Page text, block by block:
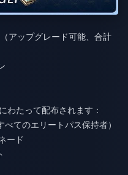
アップグレード可能、合計
わたって配布されます：
てのエリートパス保持者）
ード